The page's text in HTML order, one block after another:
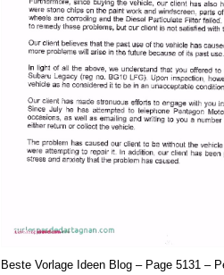
Beste Vorlage Ideen Blog – Page 5131 –